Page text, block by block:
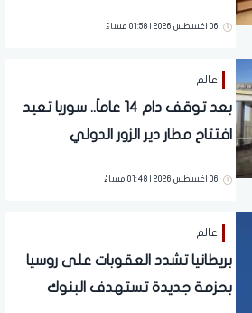
06 اغسطس 2026 | 01:58 مساءً
عالم
بعد توقف دام 14 عاماً.. سوريا تعيد
افتتاح مطار دير الزور الدولي
06 اغسطس 2026 | 01:48 مساءً
عالم
بريطانيا تشدد العقوبات على روسيا
بحزمة جديدة تستهدف البنوك